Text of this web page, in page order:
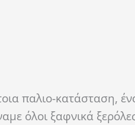
παλιο-κατάσταση,
όλοι ξαφνικά